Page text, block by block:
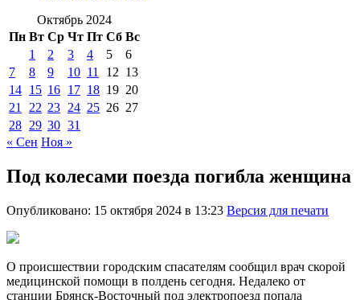
Октябрь 2024
Пн Вт Ср Чт Пт Сб Вс
1
2 3 4 5
6
7
8 9 10 11 12 13
14 15 16 17 18 19 20
21
22 23 24 25 26 27
28 29 30 31
« Сен Ноя »
Под колесами поезда погибла женщина
Опубликовано: 15 октября 2024 в 13:23 Версия для печати
О происшествии городским спасателям сообщил врач скорой
медицинской помощи в полдень сегодня. Недалеко от
станции Брянск-Восточный под электропоезд попала